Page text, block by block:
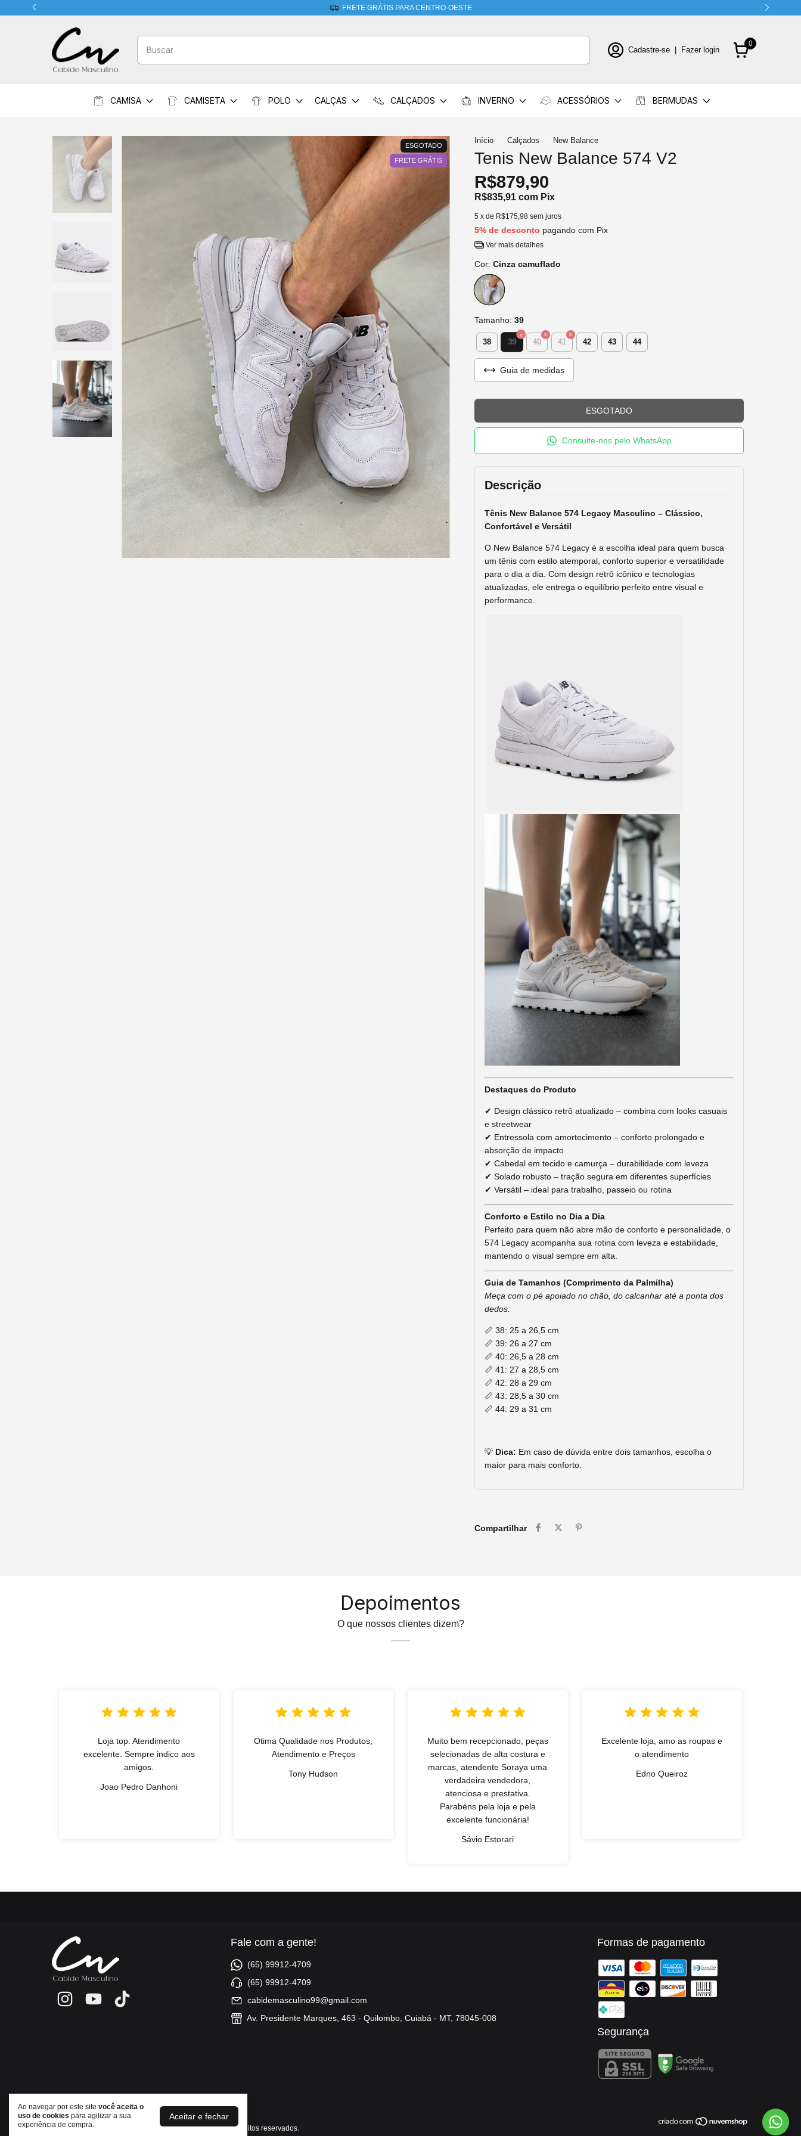
FRETE GRÁTIS PARA CENTRO-OESTE
Cadastre-se Fazer login
0
CAMISA CAMISETA POLO CALÇAS CALÇADOS INVERNO ACESSÓRIOS BERMUDAS
Ao navegar por este site você aceita o
uso de cookies para agilizar a sua
experiência de compra.
Aceitar e fechar
ESGOTADO
FRETE GRÁTIS
Início Calçados New Balance
Tenis New Balance 574 V2
R$879,90
R$835,91 com Pix
5 x de R$175,98 sem juros
5% de desconto pagando com Pix
Ver mais detalhes
Cor: Cinza camuflado
Tamanho: 39
38 39 40 41 42 43 44
Guia de medidas
Consulte-nos pelo WhatsApp
Descrição
Tênis New Balance 574 Legacy Masculino – Clássico,
Confortável e Versátil
O New Balance 574 Legacy é a escolha ideal para quem busca
um tênis com estilo atemporal, conforto superior e versatilidade
para o dia a dia. Com design retrô icônico e tecnologias
atualizadas, ele entrega o equilíbrio perfeito entre visual e
performance.
Destaques do Produto
✔ Design clássico retrô atualizado – combina com looks casuais
e streetwear
✔ Entressola com amortecimento – conforto prolongado e
absorção de impacto
✔ Cabedal em tecido e camurça – durabilidade com leveza
✔ Solado robusto – tração segura em diferentes superfícies
✔ Versátil – ideal para trabalho, passeio ou rotina
Conforto e Estilo no Dia a Dia
Perfeito para quem não abre mão de conforto e personalidade, o
574 Legacy acompanha sua rotina com leveza e estabilidade,
mantendo o visual sempre em alta.
Guia de Tamanhos (Comprimento da Palmilha)
Meça com o pé apoiado no chão, do calcanhar até a ponta dos
dedos:
📏 38: 25 a 26,5 cm
📏 39: 26 a 27 cm
📏 40: 26,5 a 28 cm
📏 41: 27 a 28,5 cm
📏 42: 28 a 29 cm
📏 43: 28,5 a 30 cm
📏 44: 29 a 31 cm
💡 Dica: Em caso de dúvida entre dois tamanhos, escolha o
maior para mais conforto.
Compartilhar
Depoimentos
O que nossos clientes dizem?
Loja top. Atendimento
excelente. Sempre indico aos
amigos.
Joao Pedro Danhoni
Otima Qualidade nos Produtos,
Atendimento e Preços
Tony Hudson
Muito bem recepcionado, peças
selecionadas de alta costura e
marcas, atendente Soraya uma
verdadeira vendedora,
atenciosa e prestativa.
Parabéns pela loja e pela
excelente funcionária!
Sávio Estorari
Excelente loja, amo as roupas e
o atendimento
Edno Queiroz
Fale com a gente!
(65) 99912-4709
(65) 99912-4709
cabidemasculino99@gmail.com
Av. Presidente Marques, 463 - Quilombo, Cuiabá - MT, 78045-008
Formas de pagamento
Segurança
Cabide Masculino
©2026. Cabide Masculino - 37674556000173. Todos os direitos reservados.